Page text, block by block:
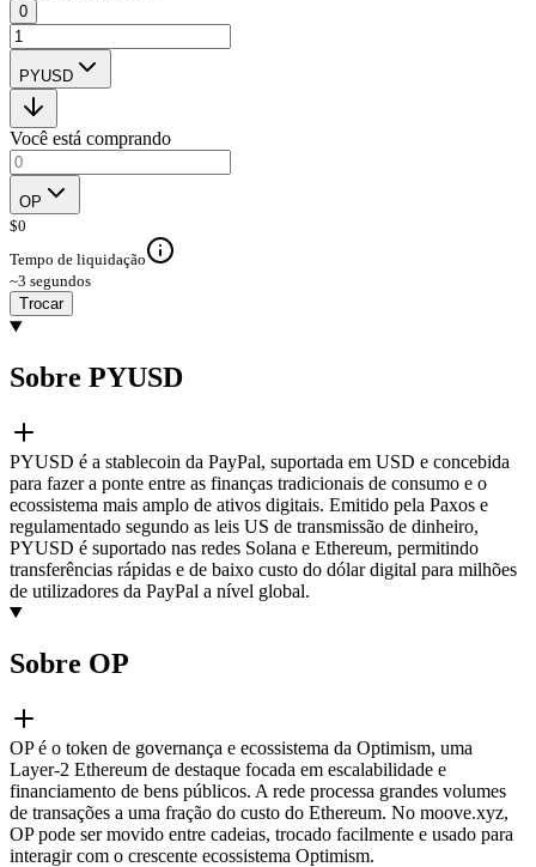
0
PYUSD
Você está comprando
OP
$0
Tempo de liquidação
~3 segundos
Trocar
Sobre PYUSD
PYUSD é a stablecoin da PayPal, suportada em USD e concebida
para fazer a ponte entre as finanças tradicionais de consumo e o
ecossistema mais amplo de ativos digitais. Emitido pela Paxos e
regulamentado segundo as leis US de transmissão de dinheiro,
PYUSD é suportado nas redes Solana e Ethereum, permitindo
transferências rápidas e de baixo custo do dólar digital para milhões
de utilizadores da PayPal a nível global.
Sobre OP
OP é o token de governança e ecossistema da Optimism, uma
Layer-2 Ethereum de destaque focada em escalabilidade e
financiamento de bens públicos. A rede processa grandes volumes
de transações a uma fração do custo do Ethereum. No moove.xyz,
OP pode ser movido entre cadeias, trocado facilmente e usado para
interagir com o crescente ecossistema Optimism.